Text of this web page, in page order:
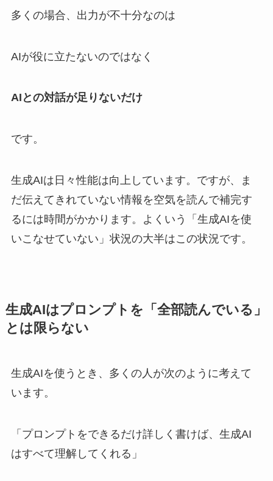
多くの場合、出力が不十分なのは
AIが役に立たないのではなく
AIとの対話が足りないだけ
です。
生成AIは日々性能は向上しています。ですが、ま
だ伝えてきれていない情報を空気を読んで補完す
るには時間がかかります。よくいう「生成AIを使
いこなせていない」状況の大半はこの状況です。
生成AIはプロンプトを「全部読んでいる」
とは限らない
生成AIを使うとき、多くの人が次のように考えて
います。
「プロンプトをできるだけ詳しく書けば、生成AI
はすべて理解してくれる」